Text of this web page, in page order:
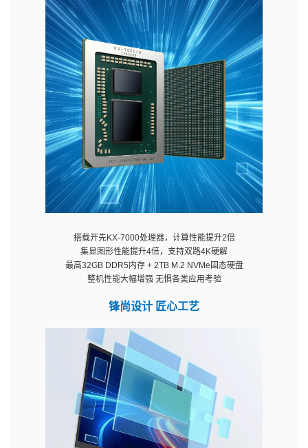
搭载开先KX-7000处理器，计算性能提升2倍
集显图形性能提升4倍，支持双路4K硬解
最高32GB DDR5内存 + 2TB M.2 NVMe固态硬盘
整机性能大幅增强 无惧各类应用考验
锋尚设计 匠心工艺